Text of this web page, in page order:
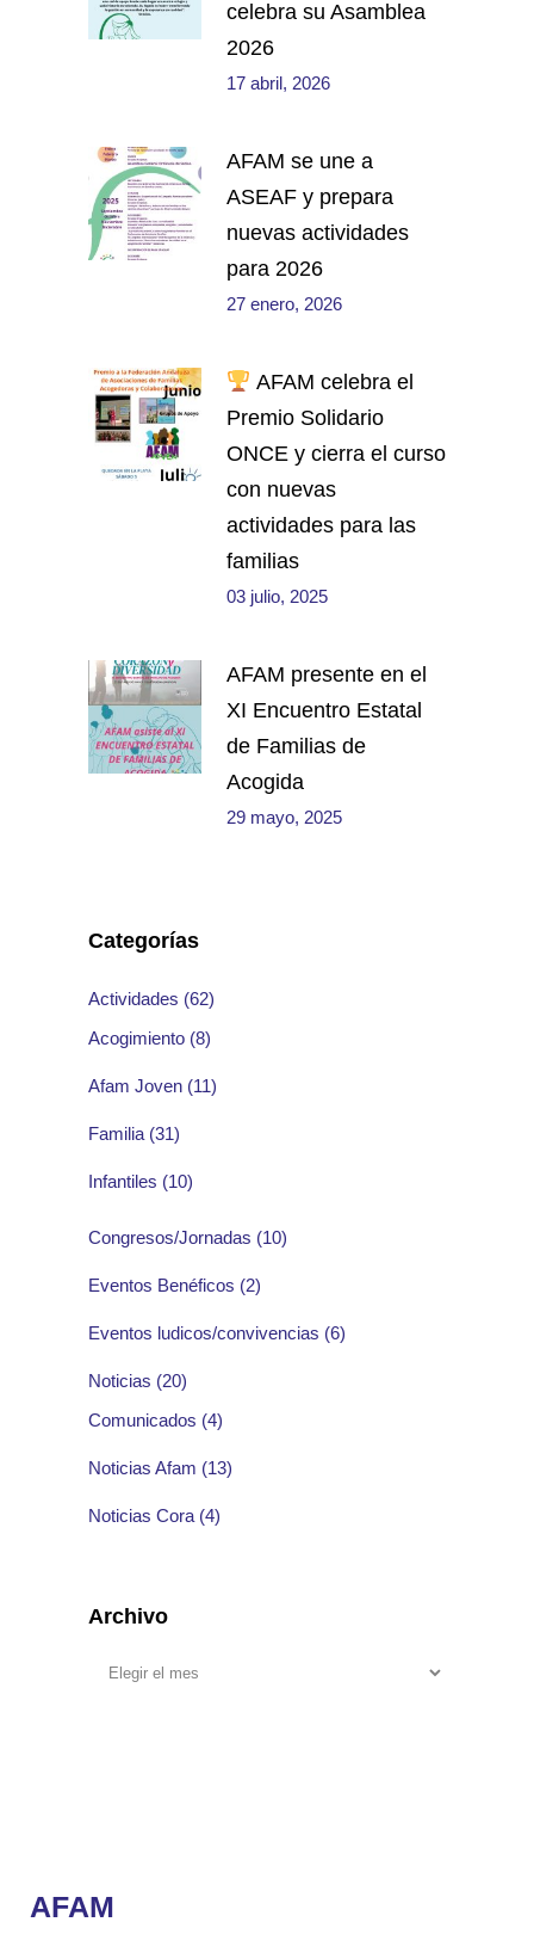
celebra su Asamblea
2026
17 abril, 2026
AFAM se une a
ASEAF y prepara
nuevas actividades
para 2026
27 enero, 2026
AFAM celebra el
Premio Solidario
ONCE y cierra el curso
con nuevas
actividades para las
familias
03 julio, 2025
AFAM presente en el
XI Encuentro Estatal
de Familias de
Acogida
29 mayo, 2025
Categorías
Actividades (62)
Acogimiento (8)
Afam Joven (11)
Familia (31)
Infantiles (10)
Congresos/Jornadas (10)
Eventos Benéficos (2)
Eventos ludicos/convivencias (6)
Noticias (20)
Comunicados (4)
Noticias Afam (13)
Noticias Cora (4)
Archivo
AFAM